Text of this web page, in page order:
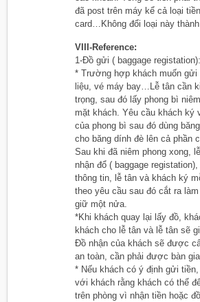
đã post trên máy kể cả loại
card…Không đổi loại này thành
VIII-Reference:
1-Đồ gửi ( baggage registation):
* Trường hợp khách muốn gửi
liệu, vé máy bay…Lễ tân cần
trọng, sau đó lấy phong bì
mặt khách. Yêu cầu khách ký
của phong bì sau đó dùng
cho băng dính đè lên cả phần
Sau khi đã niêm phong xong,
nhận đổ ( baggage
thông tin, lễ tân và khách ký
theo yêu cầu sau đó cắt ra
giữ một nửa.
*Khi khách quay lại lấy đồ,
khách cho lễ tân và lễ tân sẽ
Đồ nhận của khách sẽ được
an toàn, cần phải được bàn
* Nếu khách có ý định gửi
với khách rằng khách có thể
trên phòng vì nhận tiền hoặc